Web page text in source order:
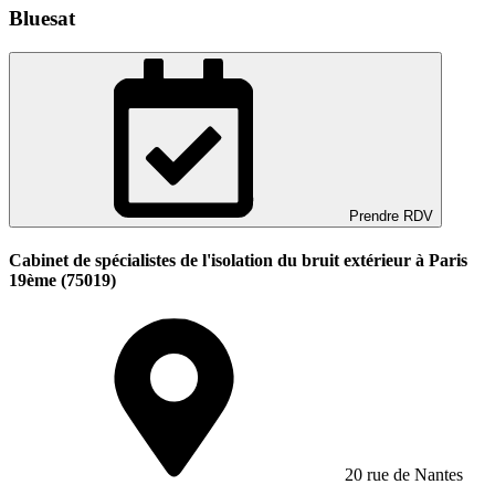
Bluesat
Prendre RDV
Cabinet de spécialistes de l'isolation du bruit extérieur à Paris
19ème (75019)
20 rue de Nantes